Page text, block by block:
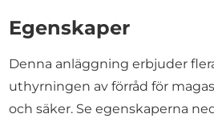
Egenskaper
Denna anläggning erbjuder
uthyrningen av förråd för
och säker. Se egenskaperna